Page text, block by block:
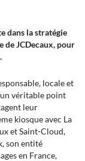
dans la stratégie
de JCDecaux, pour
locale et
véritable point
leur
kiosque avec La
et Saint-Cloud,
son entité
en France,